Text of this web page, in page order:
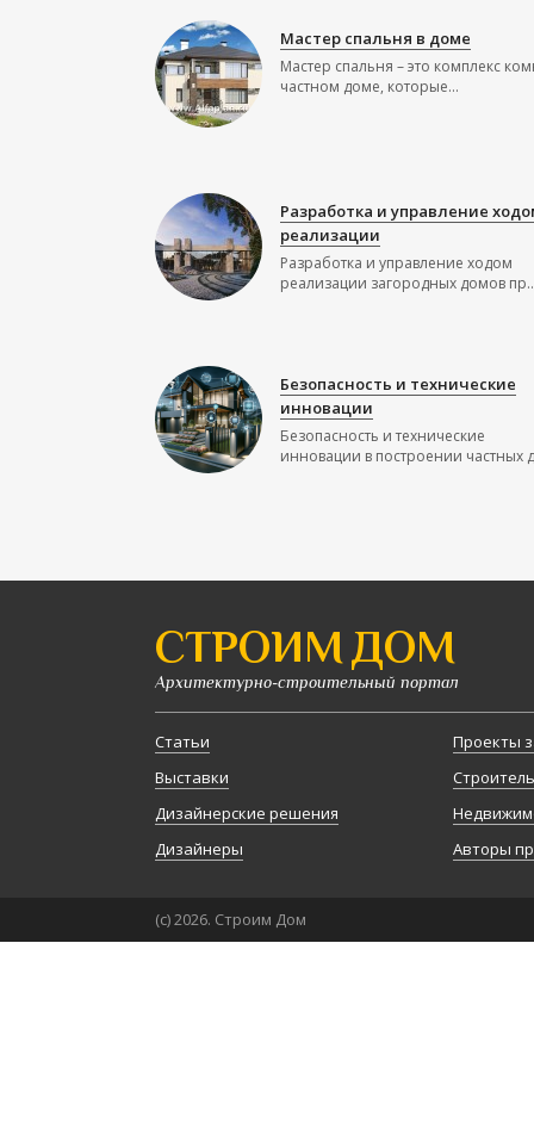
Мастер спальня в доме
Мастер спальня – это комплекс
частном доме, которые...
Разработка и управление
реализации
Разработка и управление ходом
реализации загородных домов
Безопасность и технические
инновации
Безопасность и технические
инновации в построении частных
СТРОИМ ДОМ
Архитектурно-строительный портал
Статьи
Выставки
Дизайнерские решения
Дизайнеры
Проекты
Авторы
(с) 2026. Строим Дом